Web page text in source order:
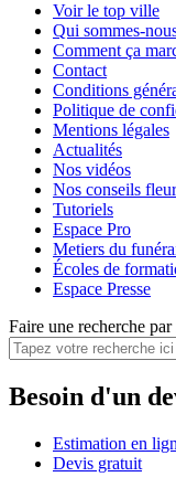
Voir le top ville
Qui sommes-
Comment ça
Contact
Conditions
Politique de
Mentions légales
Actualités
Nos vidéos
Nos conseils
Tutoriels
Espace Pro
Metiers du
Écoles de
Espace Presse
Faire une recherche
Besoin d'un
Estimation en
Devis gratuit